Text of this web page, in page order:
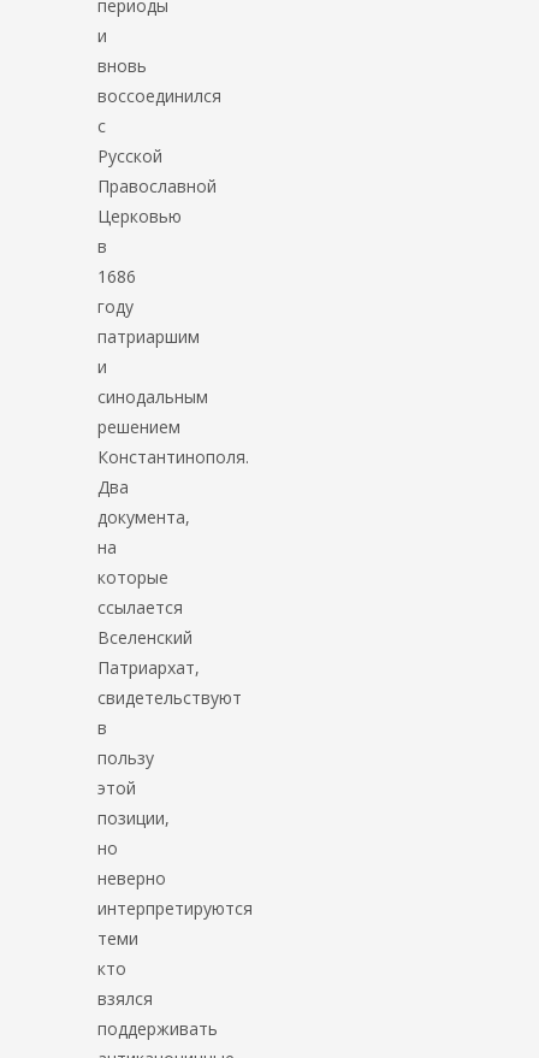
периоды
и
вновь
воссоединился
с
Русской
Православной
Церковью
в
1686
году
патриаршим
и
синодальным
решением
Константинополя.
Два
документа,
на
которые
ссылается
Вселенский
Патриархат,
свидетельствуют
в
пользу
этой
позиции,
но
неверно
интерпретируются
теми
кто
взялся
поддерживать